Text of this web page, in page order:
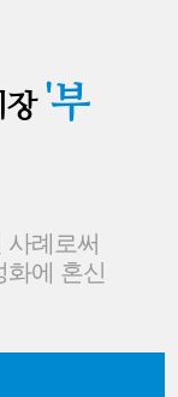
장 '부
사례로써
화에 혼신